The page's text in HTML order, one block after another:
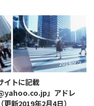
2019/8/7
イトに記載
」アドレ
更新2019年2月4日）